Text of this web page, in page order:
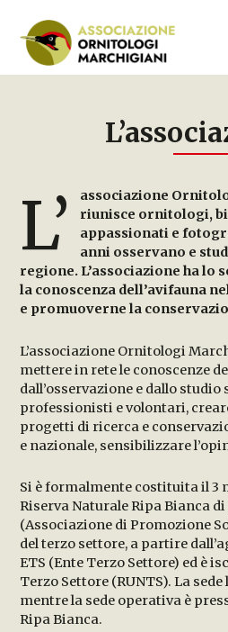
L’
associazione
riunisce ornitologi,
appassionati e
anni osservano e
regione. L’associazione ha lo
la conoscenza dell’avifauna
e promuoverne la
L’associazione Ornitologi
mettere in rete le conoscenze
dall’osservazione e dallo studio
professionisti e volontari,
progetti di ricerca e
e nazionale, sensibilizzare
Si è formalmente costituita il 3
Riserva Naturale Ripa Bianca di
(Associazione di Promozione
del terzo settore, a partire
ETS (Ente Terzo Settore) ed è
Terzo Settore (RUNTS). La
mentre la sede operativa è
Ripa Bianca.